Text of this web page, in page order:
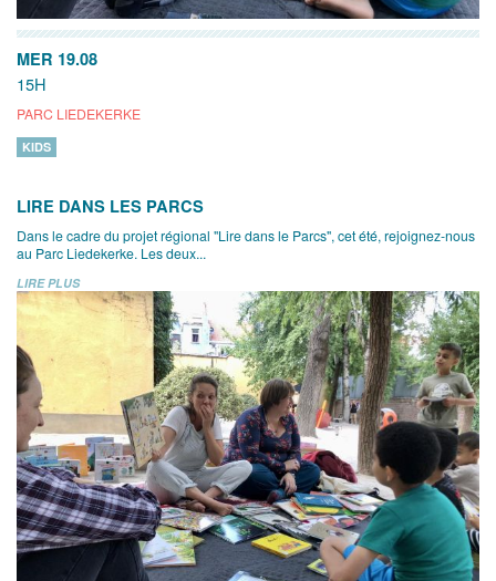
MER 19.08
15H
PARC LIEDEKERKE
KIDS
LIRE DANS LES PARCS
Dans le cadre du projet régional "Lire dans le Parcs", cet été, rejoignez-nous
au Parc Liedekerke. Les deux...
LIRE PLUS